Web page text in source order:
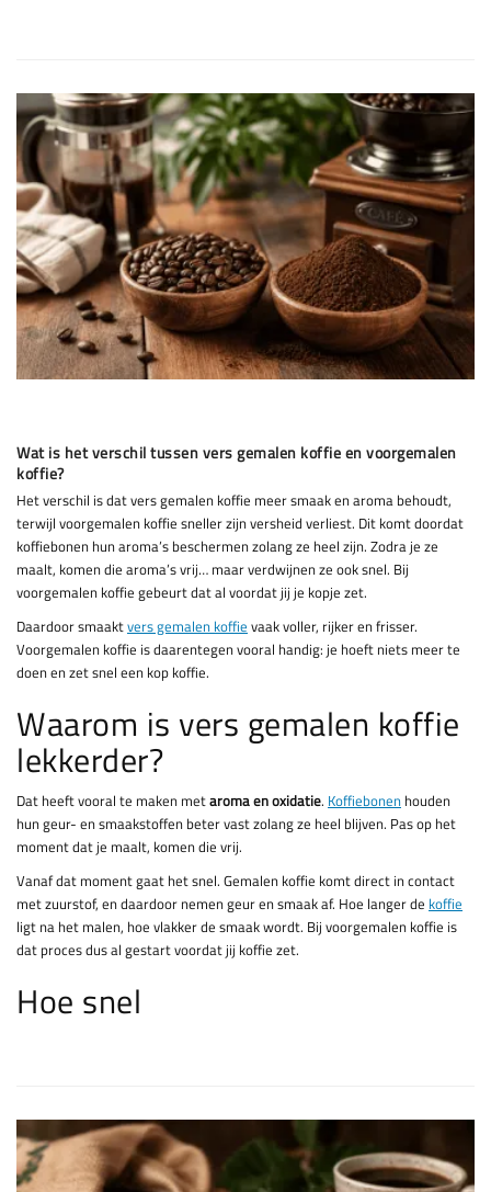
Wat is het verschil tussen vers gemalen koffie en voorgemalen
koffie?
Het verschil is dat vers gemalen koffie meer smaak en aroma behoudt,
terwijl voorgemalen koffie sneller zijn versheid verliest. Dit komt doordat
koffiebonen hun aroma’s beschermen zolang ze heel zijn. Zodra je ze
maalt, komen die aroma’s vrij… maar verdwijnen ze ook snel. Bij
voorgemalen koffie gebeurt dat al voordat jij je kopje zet.
Daardoor smaaktvers gemalen koffie vaak voller, rijker en frisser.
Voorgemalen koffie is daarentegen vooral handig: je hoeft niets meer te
doen en zet snel een kop koffie.
Waarom is vers gemalen koffie
lekkerder?
Dat heeft vooral te maken metaroma en oxidatie. Koffiebonen houden
hun geur- en smaakstoffen beter vast zolang ze heel blijven. Pas op het
moment dat je maalt, komen die vrij.
Vanaf dat moment gaat het snel. Gemalen koffie komt direct in contact
met zuurstof, en daardoor nemen geur en smaak af. Hoe langer de koffie
ligt na het malen, hoe vlakker de smaak wordt. Bij voorgemalen koffie is
dat proces dus al gestart voordat jij koffie zet.
Hoe snel